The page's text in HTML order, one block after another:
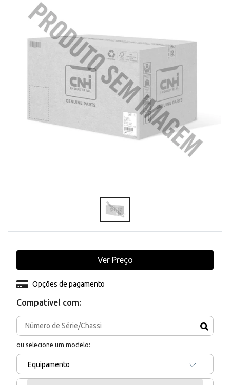
Compativel com:
ou selecione um modelo:
Equipamento
Opções de pagamento
Ver Preço